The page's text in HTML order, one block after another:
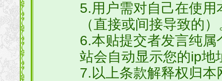
5.用户需对自己在使
（直接或间接导致的
6.本贴提交者发言纯
站会自动显示您的ip地
7.以上条款解释权归本